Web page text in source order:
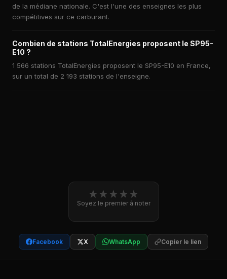
de la médiane nationale. C'est l'une des enseignes les plus
compétitives sur ce carburant.
Combien de stations TotalEnergies proposent le SP95-
E10 ?
1 566 stations TotalEnergies proposent le SP95-E10 en France,
sur un total de 2 193 stations de l'enseigne.
★★★★★
Soyez le premier à noter
Facebook X WhatsApp Copier le lien